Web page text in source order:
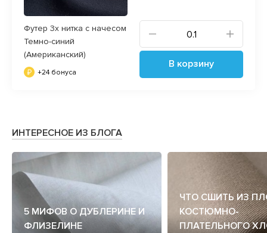
Футер 3х нитка с начесом
Темно-синий
(Американский)
+24 бонуса
В корзину
ИНТЕРЕСНОЕ ИЗ БЛОГА
5 МИФОВ О ДУБЛЕРИНЕ И
ФЛИЗЕЛИНЕ
ЧТО СШИТЬ ИЗ
КОСТЮМНО-
ПЛАТЕЛЬНОГО